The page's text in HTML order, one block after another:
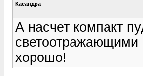
Касандра
А насчет компакт
светоотражающими
хорошо!